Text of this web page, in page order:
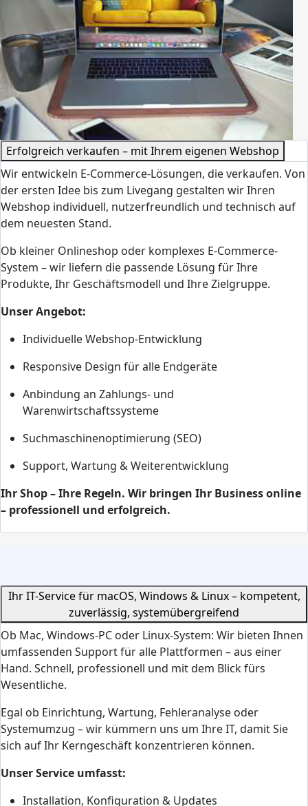
Erfolgreich verkaufen – mit Ihrem eigenen Webshop
Wir entwickeln E-Commerce-Lösungen, die verkaufen. Von
der ersten Idee bis zum Livegang gestalten wir Ihren
Webshop individuell, nutzerfreundlich und technisch auf
dem neuesten Stand.
Ob kleiner Onlineshop oder komplexes E-Commerce-
System – wir liefern die passende Lösung für Ihre
Produkte, Ihr Geschäftsmodell und Ihre Zielgruppe.
Unser Angebot:
Individuelle Webshop-Entwicklung
Responsive Design für alle Endgeräte
Anbindung an Zahlungs- und
Warenwirtschaftssysteme
Suchmaschinenoptimierung (SEO)
Support, Wartung & Weiterentwicklung
Ihr Shop – Ihre Regeln. Wir bringen Ihr Business online
– professionell und erfolgreich.
Ihr IT-Service für macOS, Windows & Linux – kompetent,
zuverlässig, systemübergreifend
Ob Mac, Windows-PC oder Linux-System: Wir bieten Ihnen
umfassenden Support für alle Plattformen – aus einer
Hand. Schnell, professionell und mit dem Blick fürs
Wesentliche.
Egal ob Einrichtung, Wartung, Fehleranalyse oder
Systemumzug – wir kümmern uns um Ihre IT, damit Sie
sich auf Ihr Kerngeschäft konzentrieren können.
Unser Service umfasst:
Installation, Konfiguration & Updates